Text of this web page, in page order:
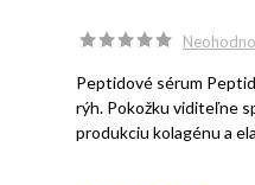
Peptidové sérum
rýh. Pokožku viditeľne
produkciu kolagénu a